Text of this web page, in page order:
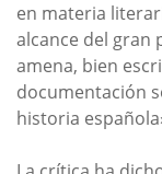
en materia
alcance del gran
amena, bien
documentación
historia